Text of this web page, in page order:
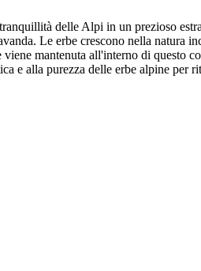
delle Alpi in un prezioso
Le erbe crescono nella natura
mantenuta all'interno di questo
e alla purezza delle erbe alpine